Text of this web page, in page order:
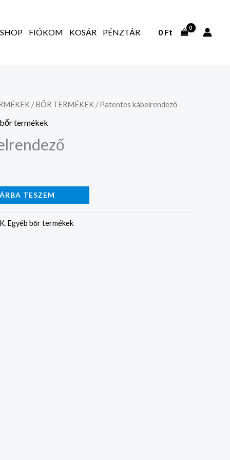
FIÓKOM KOSÁR PÉNZTÁR 0 Ft
/BŐR TERMÉKEK / Patentes kábelrendező
termékek
TESZEM
, Egyéb bőr termékek